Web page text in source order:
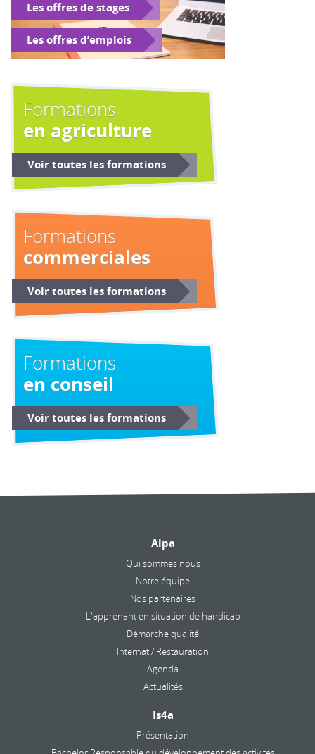
Les offres de stages
Les offres d’emplois
Formations
en agriculture
Voir toutes les formations
Formations
commerciales
Voir toutes les formations
Formations
en conseil
Voir toutes les formations
Alpa
Qui sommes nous
Notre équipe
Nos partenaires
L'apprenant en situation de handicap
Démarche qualité
Internat / Restauration
Agenda
Actualités
Is4a
Présentation